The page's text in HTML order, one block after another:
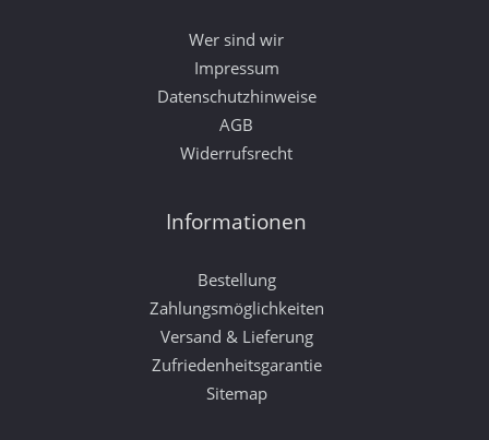
Wer sind wir
Impressum
Datenschutzhinweise
AGB
Widerrufsrecht
Informationen
Bestellung
Zahlungsmöglichkeiten
Versand & Lieferung
Zufriedenheitsgarantie
Sitemap